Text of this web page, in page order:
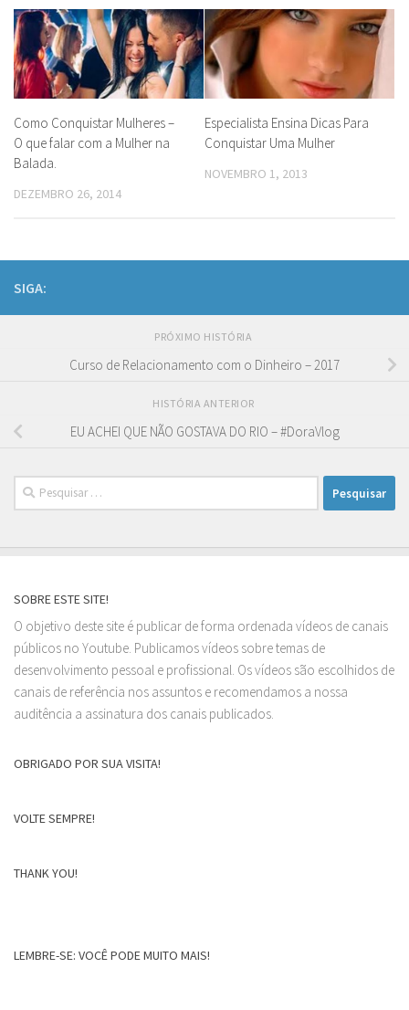
Como Conquistar Mulheres –
O que falar com a Mulher na
Balada.
DEZEMBRO 26, 2014
Especialista Ensina Dicas Para
Conquistar Uma Mulher
NOVEMBRO 1, 2013
SIGA:
PRÓXIMO HISTÓRIA
Curso de Relacionamento com o Dinheiro – 2017
HISTÓRIA ANTERIOR
EU ACHEI QUE NÃO GOSTAVA DO RIO – #DoraVlog
Pesquisar
por:
SOBRE ESTE SITE!
O objetivo deste site é publicar de forma ordenada vídeos de canais
públicos no Youtube. Publicamos vídeos sobre temas de
desenvolvimento pessoal e profissional. Os vídeos são escolhidos de
canais de referência nos assuntos e recomendamos a nossa
auditência a assinatura dos canais publicados.
OBRIGADO POR SUA VISITA!
VOLTE SEMPRE!
THANK YOU!
LEMBRE-SE: VOCÊ PODE MUITO MAIS!